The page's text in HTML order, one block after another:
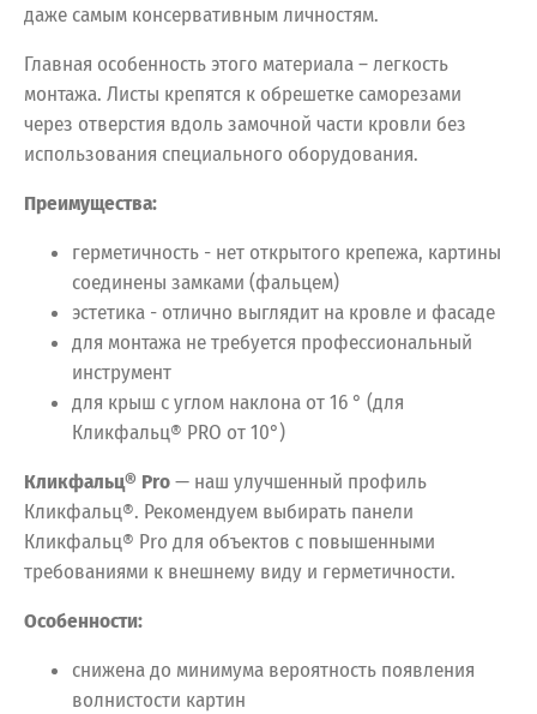
даже самым консервативным личностям.
Главная особенность этого материала – легкость
монтажа. Листы крепятся к обрешетке саморезами
через отверстия вдоль замочной части кровли без
использования специального оборудования.
Преимущества:
герметичность - нет открытого крепежа, картины
соединены замками (фальцем)
эстетика - отлично выглядит на кровле и фасаде
для монтажа не требуется профессиональный
инструмент
для крыш с углом наклона от 16 ° (для
Кликфальц® PRO от 10°)
Кликфальц® Pro— наш улучшенный профиль
Кликфальц®. Рекомендуем выбирать панели
Кликфальц® Pro для объектов с повышенными
требованиями к внешнему виду и герметичности.
Особенности:
снижена до минимума вероятность появления
волнистости картин